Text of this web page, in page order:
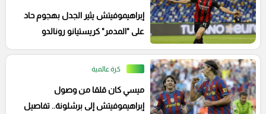
إبراهيموفيتش يثير الجدل بهجوم حاد
على "المدمر" كريستيانو رونالدو
كرة عالمية
ميسي كان قلقا من وصول
إبراهيموفيتش إلى برشلونة.. تفاصيل